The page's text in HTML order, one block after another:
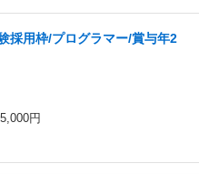
採用枠/プログラマー/賞与年2
円